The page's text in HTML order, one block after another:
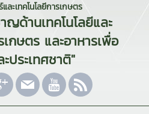
ละเทคโนโลยีการเกษตร
ด้านเทคโนโลยีและ
กษตร และอาหารเพื่อ
ประเทศชาติ"